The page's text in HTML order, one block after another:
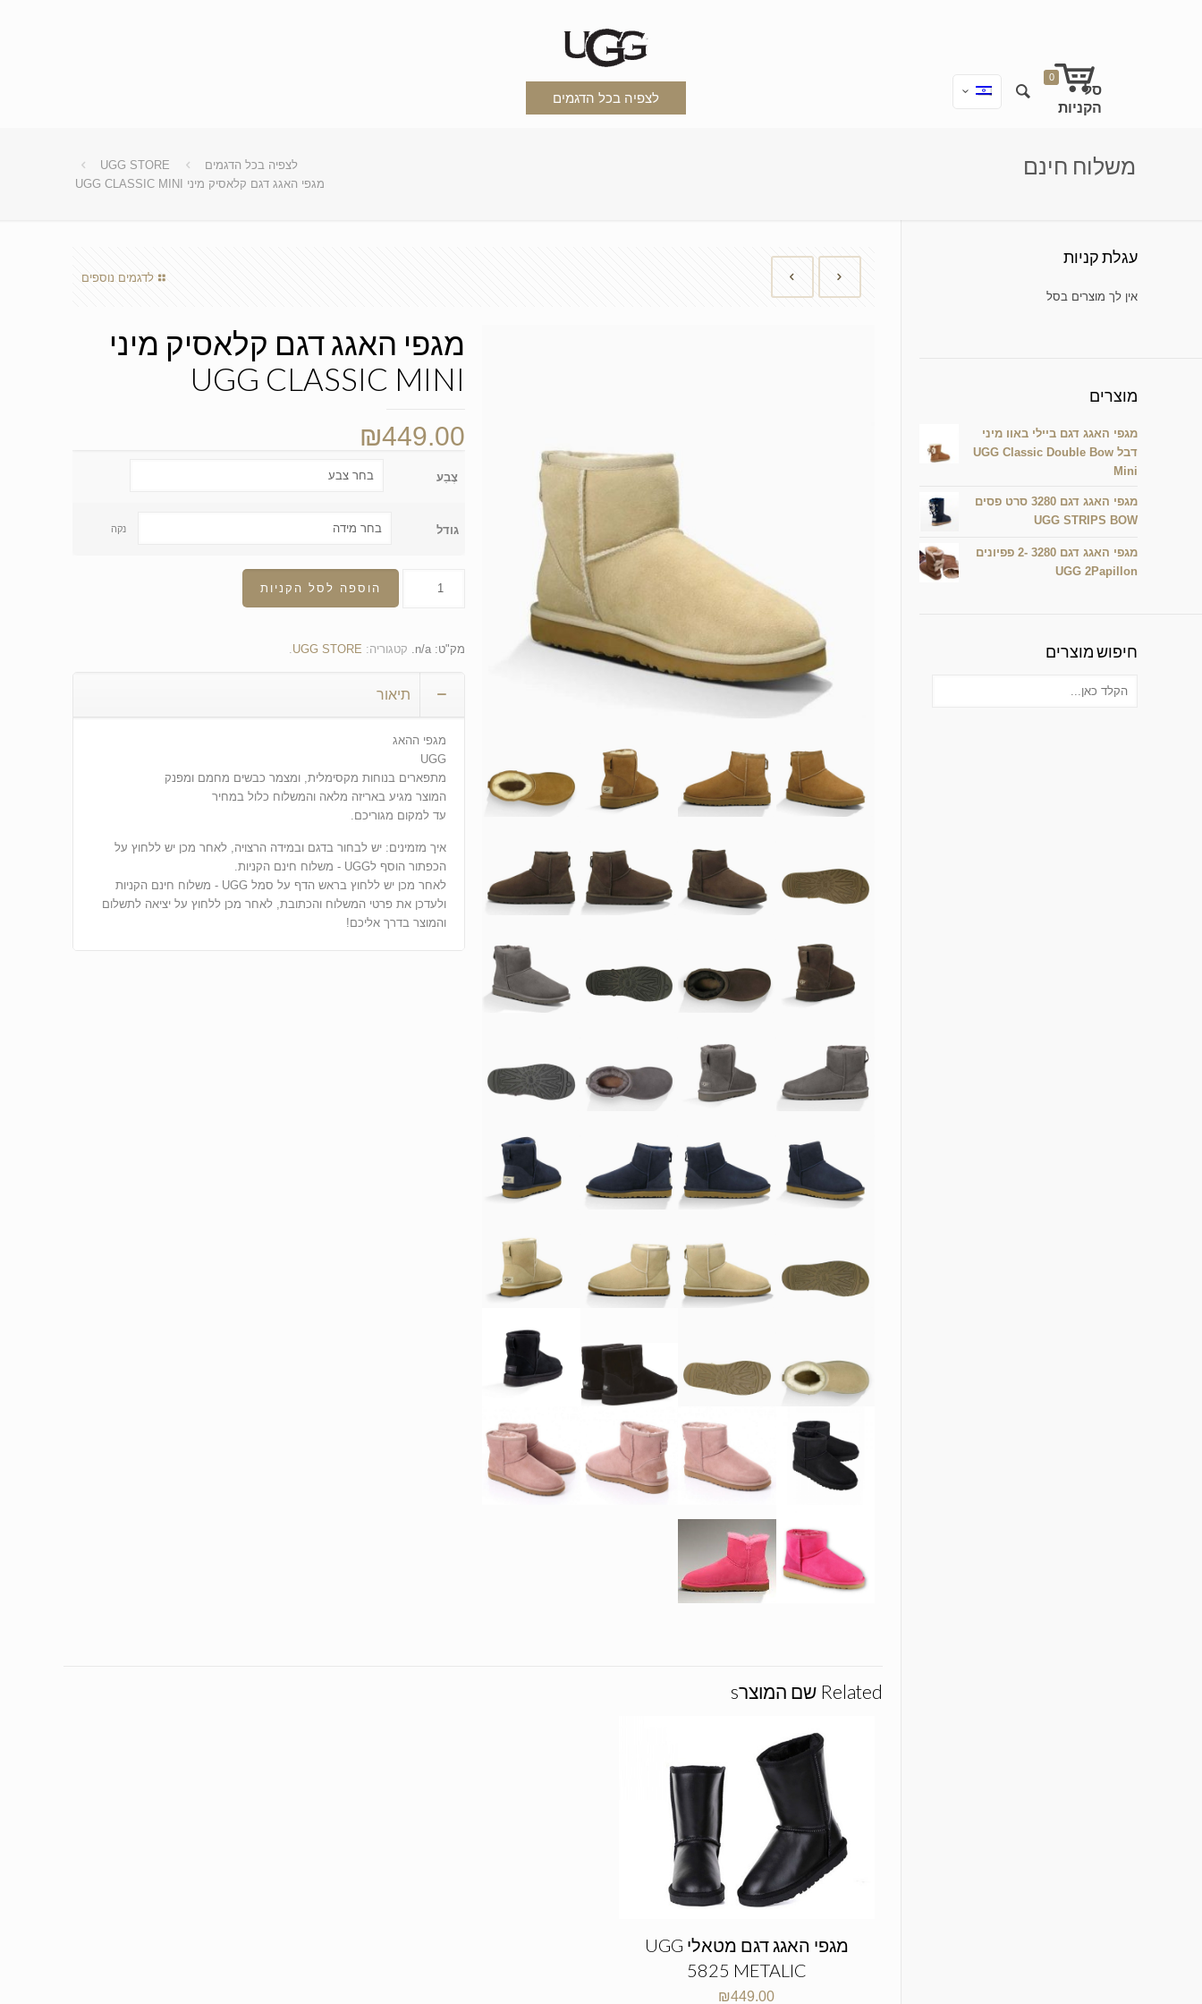
לצפיה בכל הדגמים
0
משלוח חינם לצפיה בכל הדגמים
UGG STORE
מגפי האגג דגם קלאסיק מיני UGG CLASSIC MINI
לדגמים נוספים
מגפי האגג דגם קלאסיק מיני
UGG CLASSIC MINI
₪449.00
צֶבַע
גודל נקה
הוספה לסל הקניות
מק"ט: n/a
. קטגוריה: UGG STORE
.
תיאור
מגפי ההאג
UGG
מתפארים בנוחות מקסימלית, ומצמר כבשים מחמם ומפנק
המוצר מגיע באריזה מלאה והמשלוח כלול במחיר
עד למקום מגוריכם.
איך מזמינים: יש לבחור בדגם ובמידה הרצויה, לאחר מכן יש ללחוץ על
הכפתור הוסף לUGG - משלוח חינם הקניות.
לאחר מכן יש ללחוץ בראש הדף על סמל UGG - משלוח חינם הקניות
ולעדכן את פרטי המשלוח והכתובת, לאחר מכן ללחוץ על יציאה לתשלום
והמוצר בדרך אליכם!
Related שם המוצרs
מגפי האגג דגם מטאלי UGG
5825 METALIC
₪449.00
עגלת קניות
מוצרים
מגפי האגג דגם ביילי באוו מיני
דבל UGG Classic Double Bow
Mini
מגפי האגג דגם 3280 סרט פסים
UGG STRIPS BOW
מגפי האגג דגם 3280 -2 פפיונים
UGG 2Papillon
חיפוש מוצרים